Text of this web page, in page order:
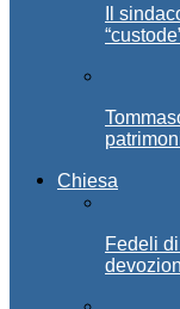
Il
Chiesa
Fedeli